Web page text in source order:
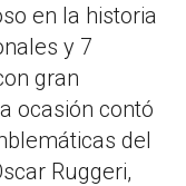
en la historia
y 7
gran
ocasión contó
del
Ruggeri,